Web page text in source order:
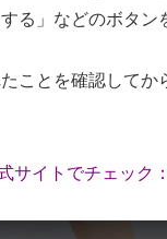
る」などのボタン
ことを確認してか
サイトでチェック